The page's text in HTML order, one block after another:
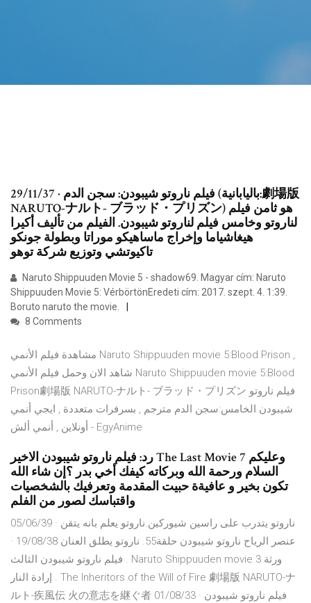
29/11/37 · فيلم ناروتو شيبودن: سجن الدم (باليابانية:劇場版
NARUTO-ナルト- ブラッド・プリズン) هو ثامن فيلم
لناروتو وخامس فيلم لناروتو شيبودن. الفيلم من تأليف أكيرا
هيغاشياما وإخراج ماساهيكو موراتا وبطولة جونكو
تاكيوتشي وتوزيع شركة توهو
Naruto Shippuuden Movie 5 - shadow69. Magyar cím: Naruto
Shippuuden Movie 5: VérbörtönEredeti cím: 2017. szept. 4. 1:39.
Boruto naruto the movie.
8 Comments
مشاهدة فيلم الأنمي Naruto Shippuuden movie 5:Blood Prison ,
شاهد الان وحمل فيلم الأنمي Naruto Shippuuden movie 5:Blood
Prison劇場版 NARUTO-ナルト- ブラッド・プリズン فيلم ناروتو
شيبودن الخامس:سجن الدم مترجم , بسرفرات متعددة , ايجي أنمي
أونلاين , أنمي ألش - EgyAnime
رد: فيلم ناروتو شيبودن الاخير The Last Movie 7 وعليكم
السلام ورحمة الله وبركاته كيفك أخي بدر ؟إن شاء الله
تكون بخير و عافيةة حبيت المقدمة وتعرفيك بالشخصيات
واقتباسك لصور من الفلم
05/06/39 · ناروتو يتدرب على راسين شيوركين.ناروتو يعلم بانه يتقن
عنصر الرياح ناروتو شيبودن حلقة55. ناروتو يطلق العنان 19/08/38 ·
فيلم ناروتو شيبودن الثالث . Naruto Shippuuden movie 3 ورثة
إرادة النار . The Inheritors of the Will of Fire 劇場版 NARUTO-ナ
ルト-疾風伝 火の意志を継ぐ者 01/08/33 · فيلم ناروتو شيبودن